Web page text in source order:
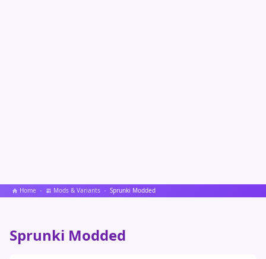
Home Mods & Variants Sprunki Modded
Sprunki Modded